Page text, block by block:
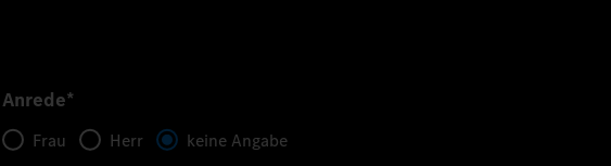
Anrede*
Frau Herr keine Angabe